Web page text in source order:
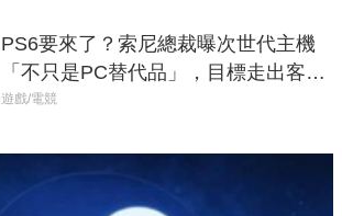
PS6要來了？索尼總裁曝次世代主機
「不只是PC替代品」，目標走出客
廳、進軍電競桌面
遊戲/電競